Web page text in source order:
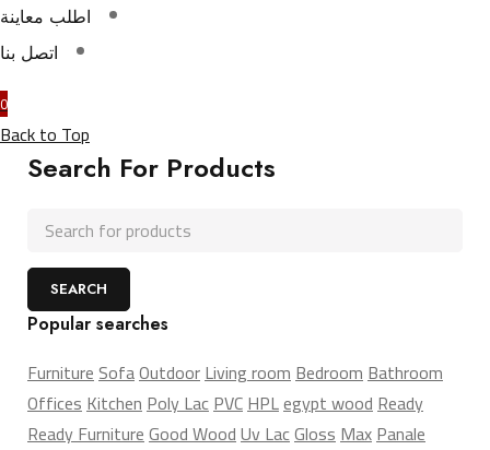
اطلب معاينة
اتصل بنا
0
Back to Top
Search For Products
Popular searches
FurnitureSofaOutdoorLiving roomBedroomBathroom
OfficesKitchenPoly LacPVCHPLegypt woodReady
Ready FurnitureGood WoodUv LacGlossMaxPanale